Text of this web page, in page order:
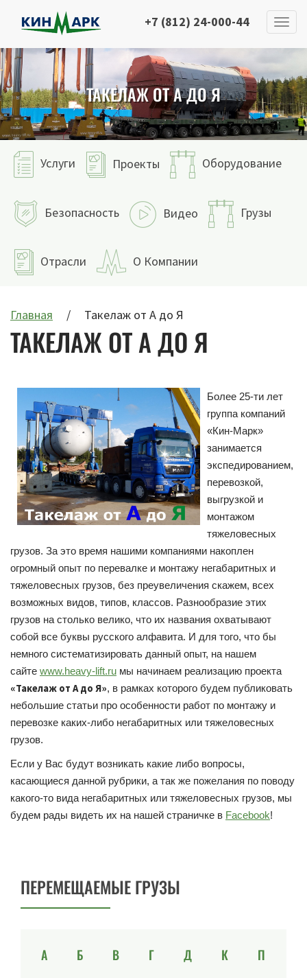
+7 (812) 24-000-44
ТАКЕЛАЖ ОТ А ДО Я
Услуги Проекты Оборудование
Безопасность Видео Грузы
Отрасли О Компании
Главная Такелаж от А до Я
ТАКЕЛАЖ ОТ А ДО Я
Более 25-ти лет
группа компаний
«Кин-Марк»
занимается
экспедированием,
перевозкой,
выгрузкой и
монтажом
тяжеловесных
грузов. За это время нашими компаниями накоплен
огромный опыт по перевалке и монтажу негабаритных и
тяжеловесных грузов, без преувеличения скажем, всех
возможных видов, типов, классов. Разнообразие этих
грузов на столько велико, что их названия охватывают
собой все буквы русского алфавита. И для того, что бы
немного систематизировать данный опыт, на нашем
сайте www.heavy-lift.ru мы начинаем реализацию проекта
«Такелаж от А до Я», в рамках которого будем публиковать
небольшие статьи про особенности работ по монтажу и
перевозке каких-либо негабаритных или тяжеловесных
грузов.
Если у Вас будут возникать какие либо вопросы,
касающиеся данной рубрики, а так же пожелания по поводу
какого-то вида негабаритных или тяжеловесных грузов, мы
будем рады видеть их на нашей страничке в Facebook!
ПЕРЕМЕЩАЕМЫЕ ГРУЗЫ
А Б В Г Д К П